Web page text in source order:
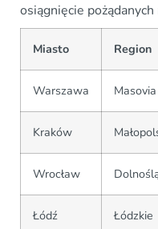
osiągnięcie
Miasto Region
Warszawa Masovia
Kraków
Wrocław
Łódź Łódzkie